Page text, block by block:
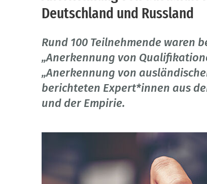
Deutschland und Russland
Rund 100 Teilnehmende waren
„Anerkennung von
„Anerkennung von
berichteten Expert*innen aus
und der Empirie.